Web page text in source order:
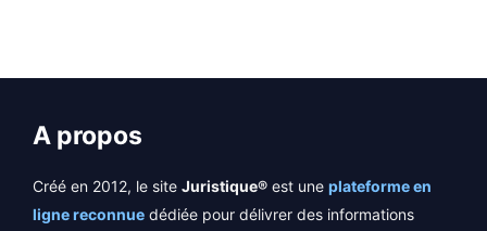
A propos
Créé en 2012, le site Juristique® est une plateforme en
ligne reconnue dédiée pour délivrer des informations